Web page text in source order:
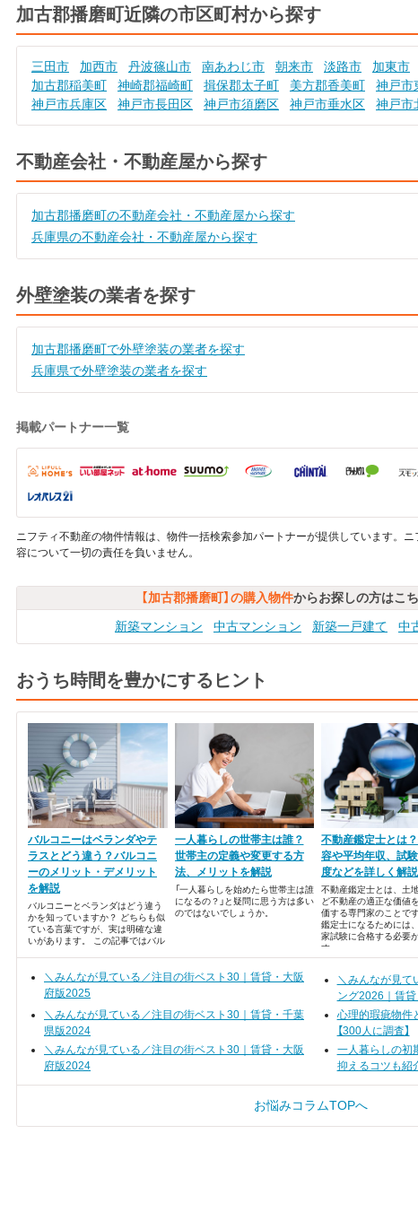
加古郡播磨町近隣の市区町村から探す
三田市 加西市 丹波篠山市 南あわじ市 朝来市 淡路市 加東市
加古郡稲美町
神崎郡福崎町 揖保郡太子町 美方郡香美町 神戸市
神戸市兵庫区
神戸市長田区 神戸市須磨区 神戸市垂水区 神戸市
不動産会社・不動産屋から探す
加古郡播磨町の不動産会社・不動産屋から探す
兵庫県の不動産会社・不動産屋から探す
外壁塗装の業者を探す
加古郡播磨町で外壁塗装の業者を探す
兵庫県で外壁塗装の業者を探す
掲載パートナー一覧
ニフティ不動産の物件情報は、物件一括検索参加パートナーが提供しています。
容について一切の責任を負いません。
【加古郡播磨町】の購入物件からお探しの方はこ
新築マンション
中古マンション 新築一戸建て 中
おうち時間を豊かにするヒント
バルコニーはベランダやテ
ラスとどう違う？バルコニ
ーのメリット・デメリット
を解説
バルコニーとベランダはどう違う
かを知っていますか？ どちらも似
ている言葉ですが、実は明確な違
いがあります。 この記事ではバル
ついてもお伝えします。
一人暮らしの世帯主は誰？
世帯主の定義や変更する方
法、メリットを解説
「一人暮らしを始めたら世帯主は誰
になるの？」と疑問に思う方は多い
のではないでしょうか。
不動産鑑定士とは
容や平均年収、試
度などを詳しく解説
不動産鑑定士とは、土
ど不動産の適正な価値
価する専門家のことで
鑑定士になるためには
家試験に合格する必要
す。
＼みんなが見ている／注目の街ベスト30｜賃貸・大阪
府版2025
＼みんなが見て
ング2026｜賃
＼みんなが見ている／注目の街ベスト30｜賃貸・千葉
県版2024
心理的瑕疵物件
【300人に調査】
＼みんなが見ている／注目の街ベスト30｜賃貸・大阪
府版2024
一人暮らしの初
抑えるコツも紹
お悩みコラムTOPへ